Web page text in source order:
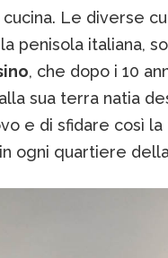
Le diverse
penisola italiana,
, che dopo i 10
sua terra natia
e di sfidare così
ogni quartiere